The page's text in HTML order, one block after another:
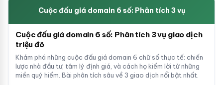
Cuộc đấu giá domain 6 số: Phân tích 3 vụ
Cuộc đấu giá domain 6 số: Phân tích 3 vụ giao dịch
triệu đô
Khám phá những cuộc đấu giá domain 6 chữ số thực tế: chiến
lược nhà đầu tư, tâm lý định giá, và cách họ kiếm lời từ những
miền quý hiếm. Bài phân tích sâu về 3 giao dịch nổi bật nhất.